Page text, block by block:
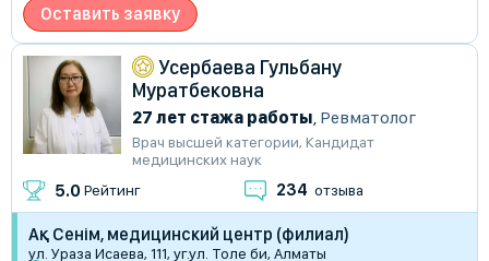
Оставить заявку
Усербаева Гульбану
Муратбековна
27 лет стажа работы, Ревматолог
Врач высшей категории, Кандидат
медицинских наук
5.0 Рейтинг 234 отзыва
Ақ Сенім, медицинский центр (филиал)
ул. Ураза Исаева, 111, уг.ул. Толе би, Алматы